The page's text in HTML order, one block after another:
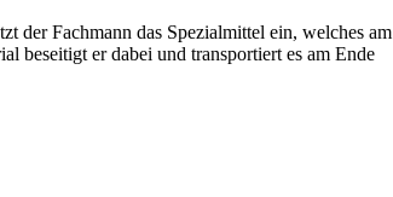
der Fachmann das Spezialmittel ein, welches am
beseitigt er dabei und transportiert es am Ende